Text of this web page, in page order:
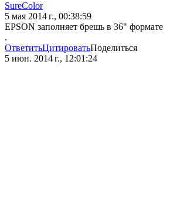
SureColor
5 мая 2014 г., 00:38:59
EPSON заполняет брешь в 36" формате
.
ОтветитьЦитироватьПоделиться
5 июн. 2014 г., 12:01:24